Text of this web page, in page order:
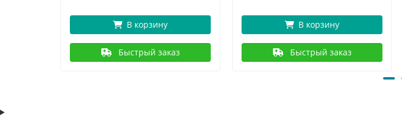
В корзину
Быстрый заказ
В корзину
Быстрый заказ